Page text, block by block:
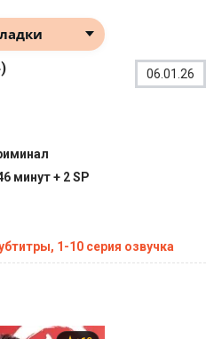
06.01.26
минут + 2 SP
1-10 серия озвучка